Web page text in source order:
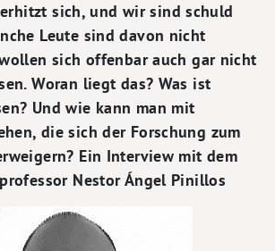
sich, und wir sind schuld
Leute sind davon nicht
sich offenbar auch gar nicht
Woran liegt das? Was ist
Und wie kann man mit
die sich der Forschung zum
Ein Interview mit dem
Nestor Ángel Pinillos